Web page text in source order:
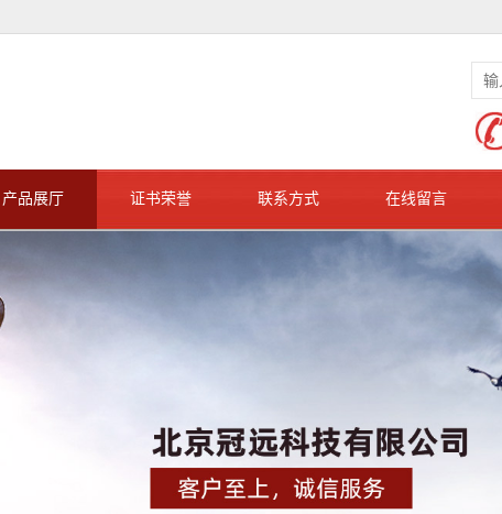
产品展厅 证书荣誉 联系方式 在线留言